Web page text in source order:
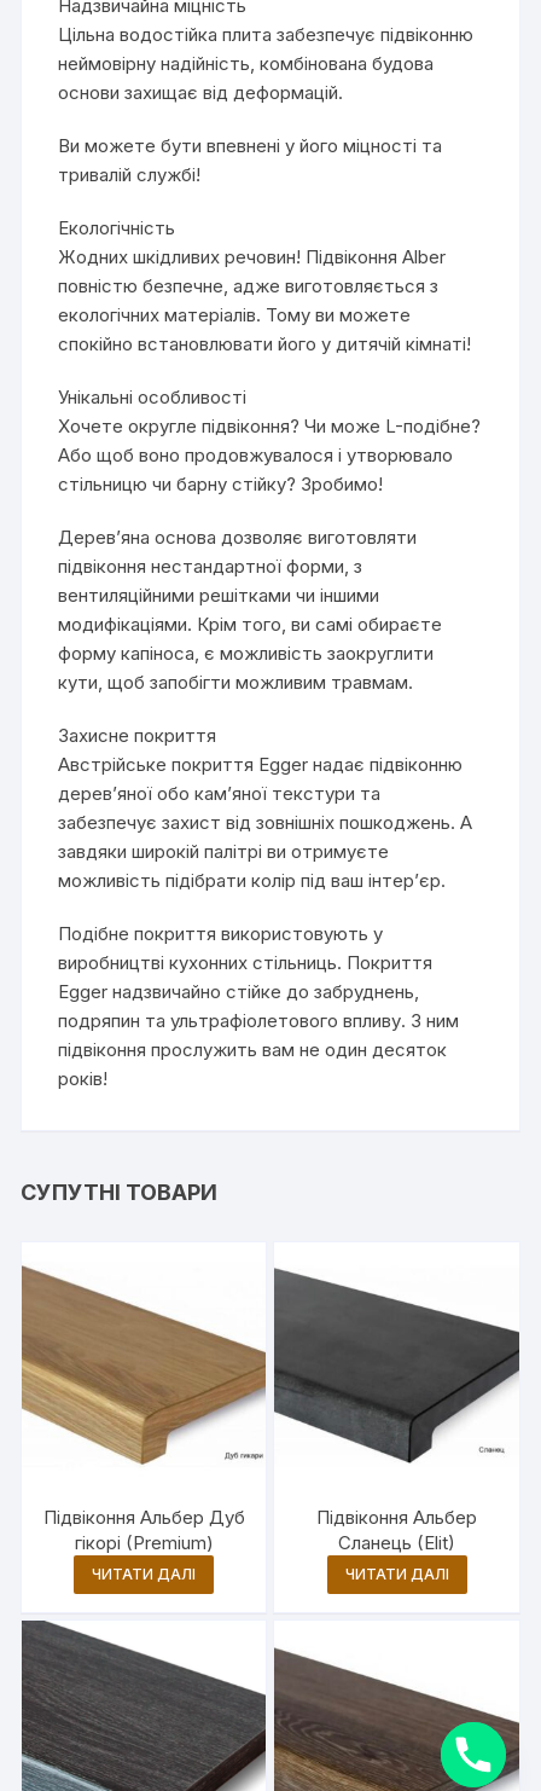
Надзвичайна міцність
Цільна водостійка плита забезпечує підвіконню
неймовірну надійність, комбінована будова
основи захищає від деформацій.
Ви можете бути впевнені у його міцності та
тривалій службі!
Екологічність
Жодних шкідливих речовин! Підвіконня Alber
повністю безпечне, адже виготовляється з
екологічних матеріалів. Тому ви можете
спокійно встановлювати його у дитячій кімнаті!
Унікальні особливості
Хочете округле підвіконня? Чи може L-подібне?
Або щоб воно продовжувалося і утворювало
стільницю чи барну стійку? Зробимо!
Дерев’яна основа дозволяє виготовляти
підвіконня нестандартної форми, з
вентиляційними решітками чи іншими
модифікаціями. Крім того, ви самі обираєте
форму капіноса, є можливість заокруглити
кути, щоб запобігти можливим травмам.
Захисне покриття
Австрійське покриття Egger надає підвіконню
дерев’яної обо кам’яної текстури та
забезпечує захист від зовнішніх пошкоджень. А
завдяки широкій палітрі ви отримуєте
можливість підібрати колір під ваш інтер’єр.
Подібне покриття використовують у
виробництві кухонних стільниць. Покриття
Egger надзвичайно стійке до забруднень,
подряпин та ультрафіолетового впливу. З ним
підвіконня прослужить вам не один десяток
років!
СУПУТНІ ТОВАРИ
Підвіконня Альбер Дуб
гікорі (Premium)
ЧИТАТИ ДАЛІ
Підвіконня Альбер
Сланець (Elit)
ЧИТАТИ ДАЛІ